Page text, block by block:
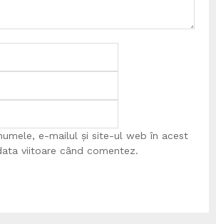
e-mailul și site-ul web în acest
viitoare când comentez.